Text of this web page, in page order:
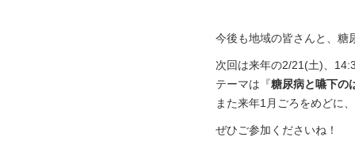
今後も地域の皆さんと、糖
次回は来年の2/21(土)、
テーマは『糖尿病と嚥下の
また来年1月ごろをめどに
ぜひご参加くださいね！